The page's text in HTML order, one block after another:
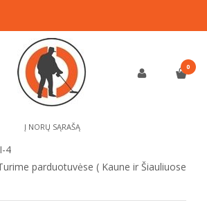
0
/5 | remiantis15 kliento įvertinimu
Į NORŲ SĄRAŠĄ
4
parduotuvėse ( Kaune ir Šiauliuose